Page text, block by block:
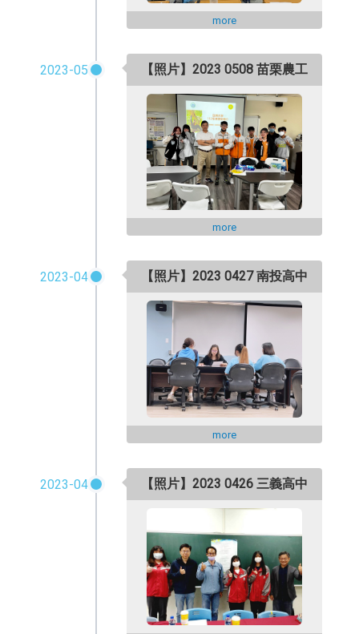
more
2023-05 【照片】2023 0508 苗栗農工
more
2023-04 【照片】2023 0427 南投高中
more
2023-04 【照片】2023 0426 三義高中